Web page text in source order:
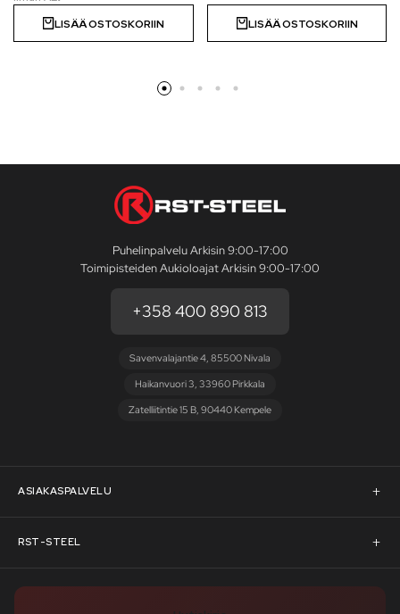
LISÄÄ OSTOSKORIIN LISÄÄ OSTOSKORIIN
Puhelinpalvelu Arkisin 9:00-17:00
Toimipisteiden Aukioloajat Arkisin 9:00-17:00
+358 400 890 813
Savenvalajantie 4, 85500 Nivala
Haikanvuori 3, 33960 Pirkkala
Zatelliitintie 15 B, 90440 Kempele
ASIAKASPALVELU
Asiakaspalvelu
Pyydä tarjous
RST-STEEL
RST-Steelin tarina